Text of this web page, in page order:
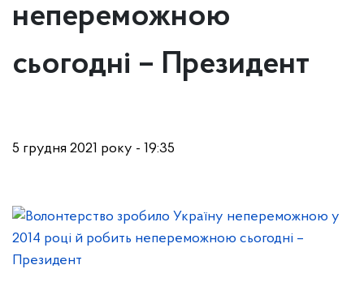
непереможною
сьогодні – Президент
5 грудня 2021 року - 19:35